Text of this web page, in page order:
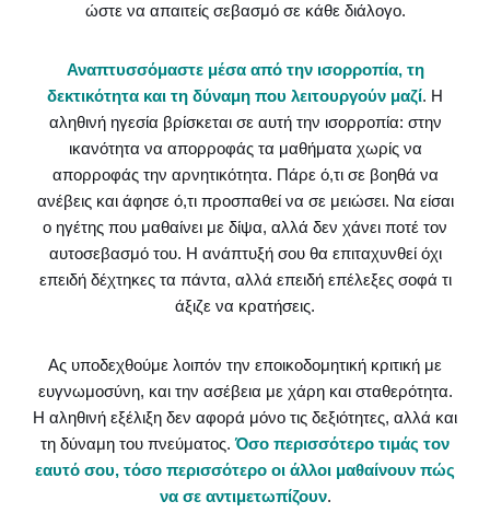
ώστε να απαιτείς σεβασμό σε κάθε διάλογο.
Αναπτυσσόμαστε μέσα από την ισορροπία, τη
δεκτικότητα και τη δύναμη που λειτουργούν μαζί. Η
αληθινή ηγεσία βρίσκεται σε αυτή την ισορροπία: στην
ικανότητα να απορροφάς τα μαθήματα χωρίς να
απορροφάς την αρνητικότητα. Πάρε ό,τι σε βοηθά να
ανέβεις και άφησε ό,τι προσπαθεί να σε μειώσει. Να είσαι
ο ηγέτης που μαθαίνει με δίψα, αλλά δεν χάνει ποτέ τον
αυτοσεβασμό του. Η ανάπτυξή σου θα επιταχυνθεί όχι
επειδή δέχτηκες τα πάντα, αλλά επειδή επέλεξες σοφά τι
άξιζε να κρατήσεις.
Ας υποδεχθούμε λοιπόν την εποικοδομητική κριτική με
ευγνωμοσύνη, και την ασέβεια με χάρη και σταθερότητα.
Η αληθινή εξέλιξη δεν αφορά μόνο τις δεξιότητες, αλλά και
τη δύναμη του πνεύματος. Όσο περισσότερο τιμάς τον
εαυτό σου, τόσο περισσότερο οι άλλοι μαθαίνουν πώς
να σε αντιμετωπίζουν.